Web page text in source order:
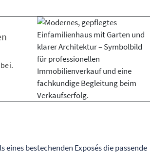
bestechenden Exposés die passende